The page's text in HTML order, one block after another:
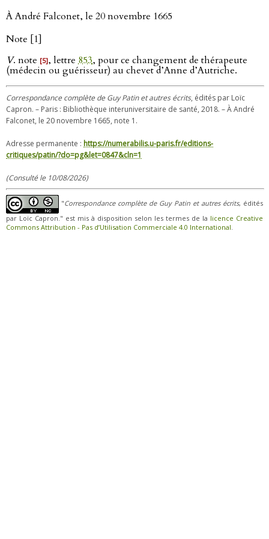
À André Falconet, le 20 novembre 1665
Note [1]
V. note [5], lettre 853, pour ce changement de thérapeute
(médecin ou guérisseur) au chevet d’Anne d’Autriche.
Correspondance complète de Guy Patin et autres écrits, édités par Loïc
Capron. – Paris : Bibliothèque interuniversitaire de santé, 2018. – À André
Falconet, le 20 novembre 1665, note 1.
Adresse permanente : https://numerabilis.u-paris.fr/editions-
critiques/patin/?do=pg&let=0847&cln=1
(Consulté le 10/08/2026)
"Correspondance complète de Guy Patin et autres écrits, édités
par Loïc Capron." est mis à disposition selon les termes de la licence Creative
Commons Attribution - Pas d’Utilisation Commerciale 4.0 International.